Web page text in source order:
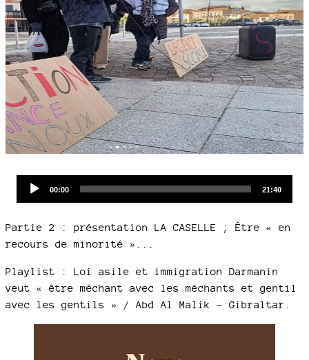
Current
00:00
Total
21:40
Partie 2 : présentation LA CASELLE ; Être « en
recours de minorité »...
Playlist : Loi asile et immigration Darmanin
veut « être méchant avec les méchants et gentil
avec les gentils » / Abd Al Malik - Gibraltar.